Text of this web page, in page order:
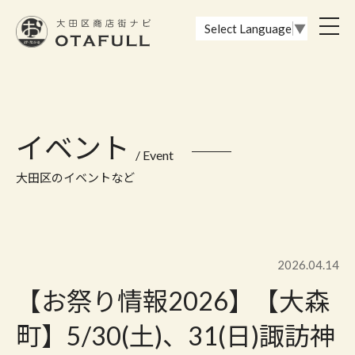
Select Language ▼
イベント / Event
大田区のイベントなど
2026.04.14
【お祭り情報2026】【大森
町】5/30(土)、31(日)諏訪神